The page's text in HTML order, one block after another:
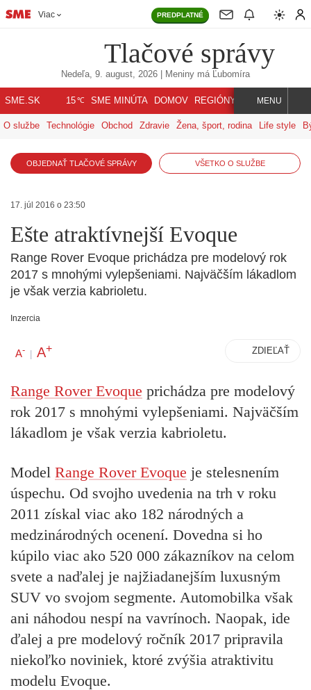
Viac PREDPLATNÉ
Tlačové správy
Nedeľa, 9. august, 2026 | Meniny má Ľubomíra
SME.SK 15℃ SME MINÚTA DOMOV REGIÓNY INDEX SVET
MENU
O službe Technológie Obchod Zdravie Žena, šport, rodina Life style
OBJEDNAŤ TLAČOVÉ SPRÁVY VŠETKO O SLUŽBE
17. júl 2016 o 23:50
Ešte atraktívnejší Evoque
Range Rover Evoque prichádza pre modelový rok
2017 s mnohými vylepšeniami. Najväčším lákadlom
je však verzia kabrioletu.
Inzercia
A- | A+ ZDIEĽAŤ
Range Rover Evoque prichádza pre modelový
rok 2017 s mnohými vylepšeniami. Najväčším
lákadlom je však verzia kabrioletu.
Model Range Rover Evoque je stelesnením
úspechu. Od svojho uvedenia na trh v roku
2011 získal viac ako 182 národných a
medzinárodných ocenení. Dovedna si ho
kúpilo viac ako 520 000 zákazníkov na celom
svete a naďalej je najžiadanejším luxusným
SUV vo svojom segmente. Automobilka však
ani náhodou nespí na vavrínoch. Naopak, ide
ďalej a pre modelový ročník 2017 pripravila
niekoľko noviniek, ktoré zvýšia atraktivitu
modelu Evoque.